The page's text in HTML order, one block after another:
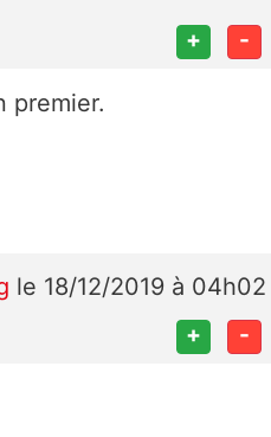
+ -
premier.
le 18/12/2019 à 04h02
+ -